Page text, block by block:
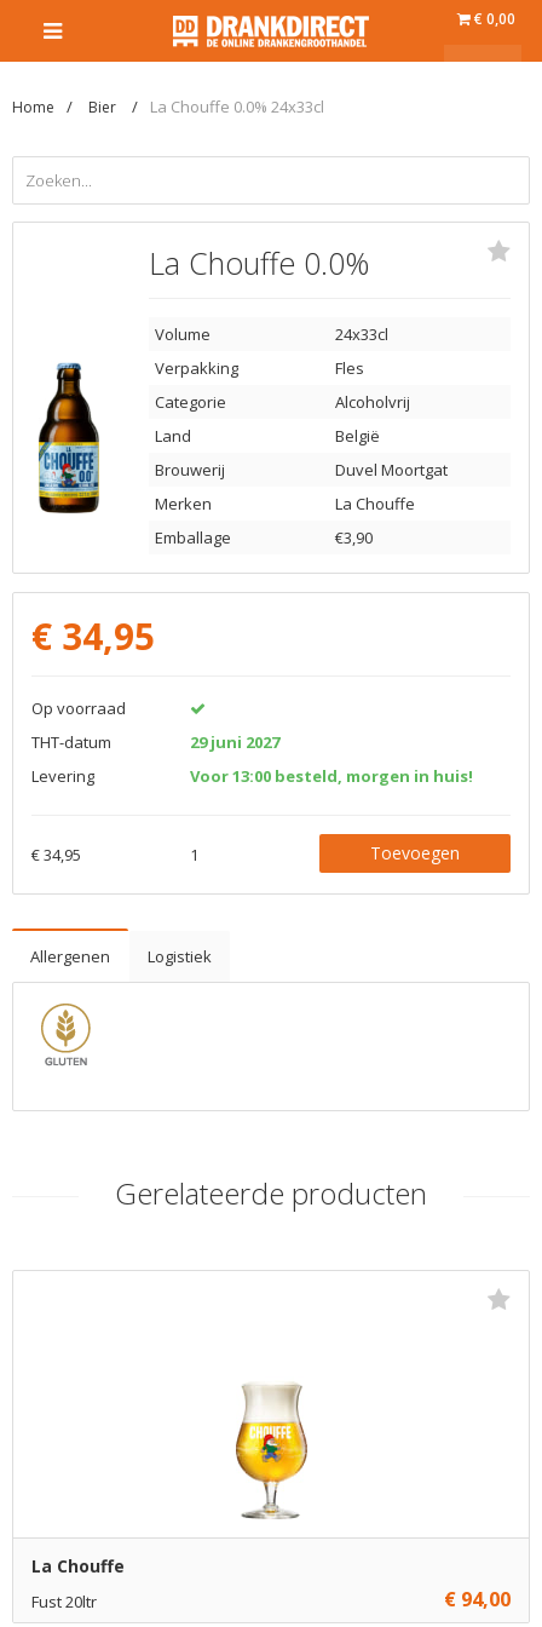
€ 0,00
Home Bier La Chouffe 0.0% 24x33cl
La Chouffe 0.0%
Volume
24x33cl
Verpakking
Fles
Categorie
Alcoholvrij
Land
België
Brouwerij
Duvel Moortgat
Merken
La Chouffe
Emballage
€3,90
€ 34,95
Op voorraad
THT-datum
29 juni 2027
Levering
Voor 13:00 besteld, morgen in huis!
€ 34,95 1 Toevoegen
Allergenen Logistiek
Gerelateerde producten
La Chouffe
Fust 20ltr € 94,00